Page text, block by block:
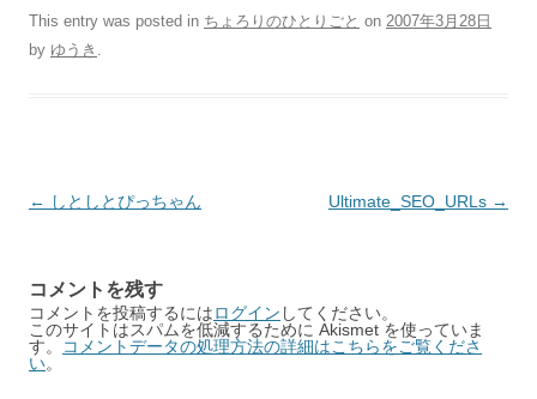
This entry was posted in ちょろりのひとりごと on 2007年3月28日
by ゆうき .
Post
← しとしとぴっちゃん Ultimate_SEO_URLs →
コメントを残す
コメントを投稿するにはログイン してください。
このサイトはスパムを低減するために Akismet を使っていま
す。
コメントデータの処理方法の詳細はこちらをご覧くださ
い。